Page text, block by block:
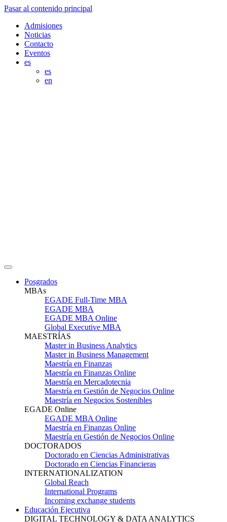
Pasar al contenido principal
Admisiones
Noticias
Contacto
Eventos
es
es
en
Posgrados
MBAs
EGADE Full-Time MBA
EGADE MBA
EGADE MBA Online
Global Executive MBA
MAESTRÍAS
Master in Business Analytics
Master in Business Management
Maestría en Finanzas
Maestría en Finanzas Online
Maestría en Mercadotecnia
Maestría en Gestión de Negocios Online
Maestría en Negocios Sostenibles
EGADE Online
EGADE MBA Online
Maestría en Finanzas Online
Maestría en Gestión de Negocios Online
DOCTORADOS
Doctorado en Ciencias Administrativas
Doctorado en Ciencias Financieras
INTERNATIONALIZATION
Global Reach
International Programs
Incoming exchange students
Educación Ejecutiva
DIGITAL TECHNOLOGY & DATA ANALYTICS